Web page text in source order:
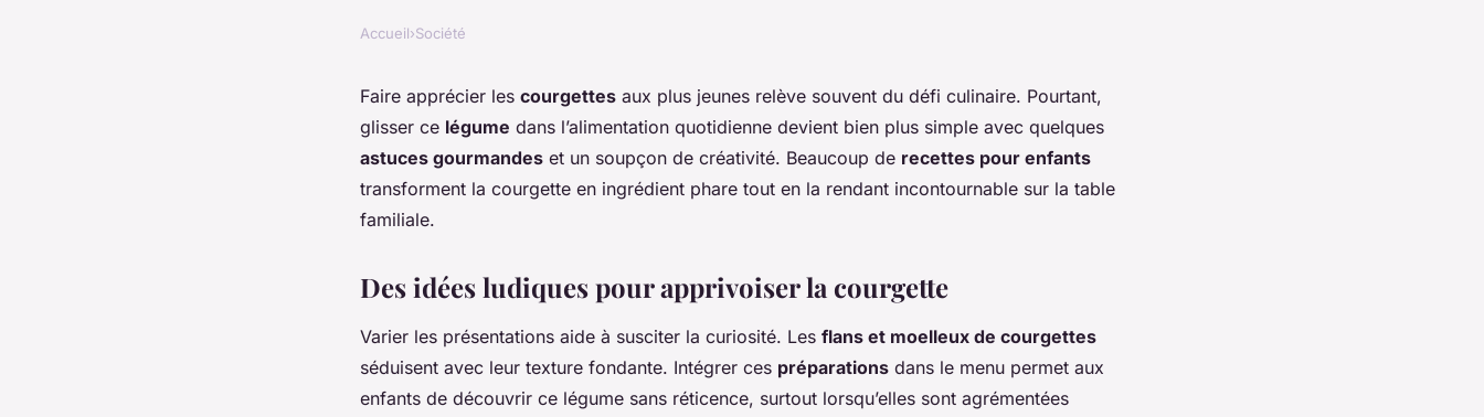
Comment faire manger des courgettes
Accueil›Société
Faire apprécier les courgettes aux plus jeunes relève souvent du défi culinaire. Pourtant,
glisser ce légume dans l’alimentation quotidienne devient bien plus simple avec quelques
astuces gourmandes et un soupçon de créativité. Beaucoup de recettes pour enfants
transforment la courgette en ingrédient phare tout en la rendant incontournable sur la table
familiale.
Des idées ludiques pour apprivoiser la courgette
Varier les présentations aide à susciter la curiosité. Les flans et moelleux de courgettes
séduisent avec leur texture fondante. Intégrer ces préparations dans le menu permet aux
enfants de découvrir ce légume sans réticence, surtout lorsqu’elles sont agrémentées